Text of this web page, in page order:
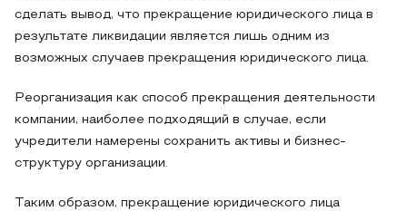
сделать вывод, что прекращение юридического лица в
результате ликвидации является лишь одним из
возможных случаев прекращения юридического лица.
Реорганизация как способ прекращения деятельности
компании, наиболее подходящий в случае, если
учредители намерены сохранить активы и бизнес-
структуру организации.
Таким образом, прекращение юридического лица